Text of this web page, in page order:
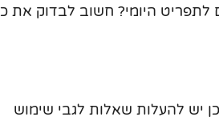
לתפריט היומי? חשוב לבדוק את
יש להעלות שאלות לגבי שימוש